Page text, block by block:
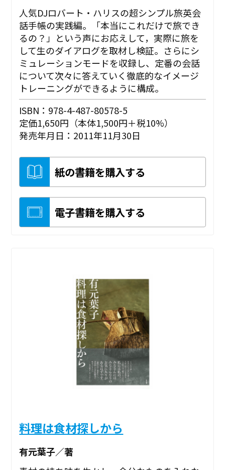
人気DJロバート・ハリスの超シンプル旅英会
話手帳の実践編。「本当にこれだけで旅でき
るの？」という声にお応えして，実際に旅を
して生のダイアログを取材し検証。さらにシ
ミュレーションモードを収録し、定番の会話
について次々に答えていく徹底的なイメージ
トレーニングができるように構成。
ISBN：978-4-487-80578-5
定価1,650円（本体1,500円＋税10%）
発売年月日：2011年11月30日
紙の書籍を購入する
電子書籍を購入する
料理は食材探しから
有元葉子／著